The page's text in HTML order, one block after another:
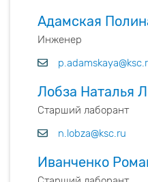
Адамская
Инженер
Лобза Наталья
Старший лаборант
n.lobza@ksc.ru
Иванченко